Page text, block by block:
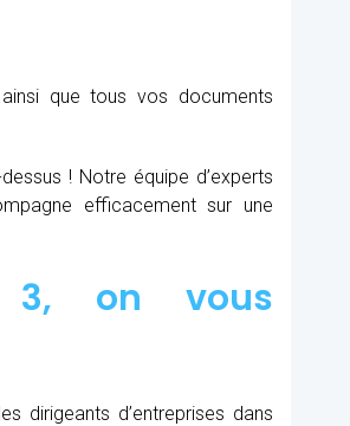
que tous vos documents
! Notre équipe d’experts
efficacement sur une
3, on vous
dirigeants d’entreprises dans